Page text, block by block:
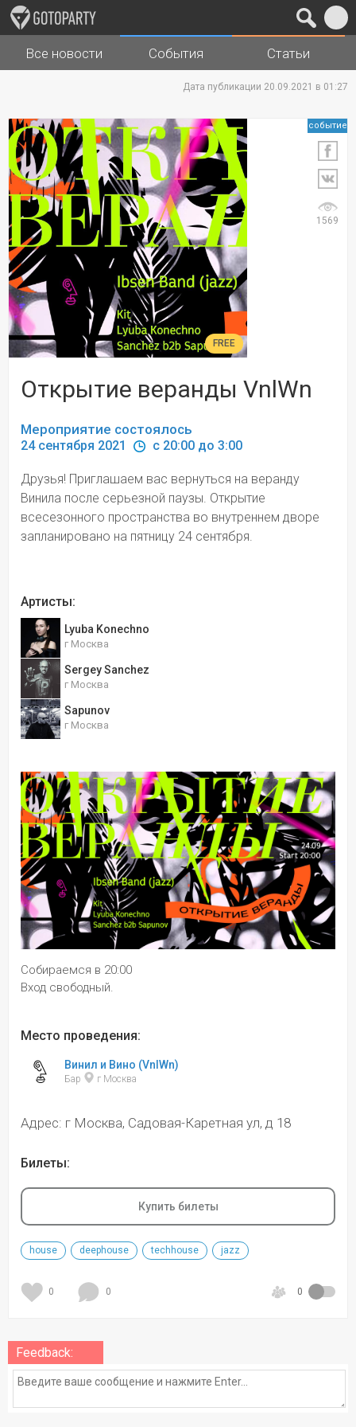
Города Музыка
Все новости События Статьи
Дата публикации 20.09.2021 в 01:27
FREE
событие
1569
Открытие веранды VnlWn
Мероприятие состоялось
24 сентября 2021 c 20:00 до 3:00
Друзья! Приглашаем вас вернуться на веранду
Винила после серьезной паузы. Открытие
всесезонного пространства во внутреннем дворе
запланировано на пятницу 24 сентября.
Артисты:
Lyuba Konechno
г Москва
Sergey Sanchez
г Москва
Sapunov
г Москва
Собираемся в 20:00
Вход свободный.
Место проведения:
Винил и Вино (VnlWn)
Бар г Москва
Адрес: г Москва, Садовая-Каретная ул, д 18
Билеты:
Купить билеты
house deephouse techhouse jazz
0 0 0
Feedback: